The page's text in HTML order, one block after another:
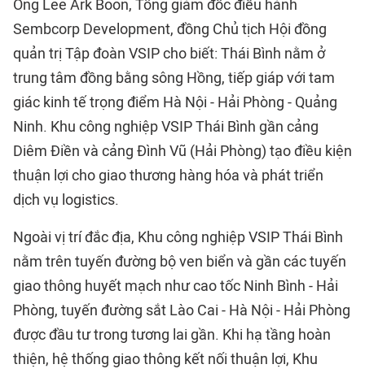
Ông Lee Ark Boon, Tổng giám đốc điều hành
Sembcorp Development, đồng Chủ tịch Hội đồng
quản trị Tập đoàn VSIP cho biết: Thái Bình nằm ở
trung tâm đồng bằng sông Hồng, tiếp giáp với tam
giác kinh tế trọng điểm Hà Nội - Hải Phòng - Quảng
Ninh. Khu công nghiệp VSIP Thái Bình gần cảng
Diêm Điền và cảng Đình Vũ (Hải Phòng) tạo điều kiện
thuận lợi cho giao thương hàng hóa và phát triển
dịch vụ logistics.
Ngoài vị trí đắc địa, Khu công nghiệp VSIP Thái Bình
nằm trên tuyến đường bộ ven biển và gần các tuyến
giao thông huyết mạch như cao tốc Ninh Bình - Hải
Phòng, tuyến đường sắt Lào Cai - Hà Nội - Hải Phòng
được đầu tư trong tương lai gần. Khi hạ tầng hoàn
thiện, hệ thống giao thông kết nối thuận lợi, Khu